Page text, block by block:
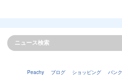
Peachy ブログ ショッピング バンク